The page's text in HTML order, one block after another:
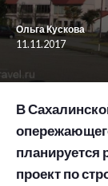
Ольга Кускова
11.11.2017
В
планируется
проект по